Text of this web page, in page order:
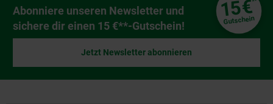
Newsletter Anmeldung
Abonniere unseren Newsletter und
sichere dir einen 15 €**-Gutschein!
15€
Gutschein
Jetzt Newsletter abonnieren